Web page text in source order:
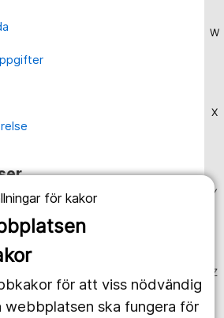
för kakor
för att viss nödvändig
webbplatsen ska fungera för
W
X
Y
Z